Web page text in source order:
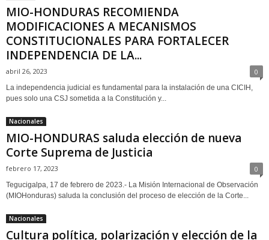
MIO-HONDURAS RECOMIENDA
MODIFICACIONES A MECANISMOS
CONSTITUCIONALES PARA FORTALECER
INDEPENDENCIA DE LA...
abril 26, 2023 0
La independencia judicial es fundamental para la instalación de una CICIH,
pues solo una CSJ sometida a la Constitución y...
Nacionales
MIO-HONDURAS saluda elección de nueva
Corte Suprema de Justicia
febrero 17, 2023 0
Tegucigalpa, 17 de febrero de 2023.- La Misión Internacional de Observación
(MIO­Honduras) saluda la conclusión del proceso de elección de la Corte...
Nacionales
Cultura política, polarización y elección de la